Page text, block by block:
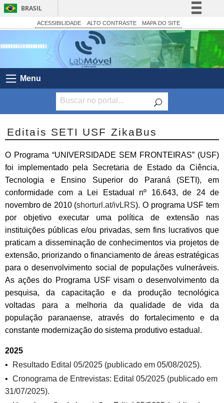
BRASIL
Simplifique!
Comunica BR
Participe
Acesso à informação
Canais
ACESSIBILIDADE ALTO CONTRASTE MAPA DO SITE
Menu
Editais SETI USF ZikaBus
O Programa “UNIVERSIDADE SEM FRONTEIRAS” (USF)
foi implementado pela Secretaria de Estado da Ciência,
Tecnologia e Ensino Superior do Paraná (SETI), em
conformidade com a Lei Estadual nº 16.643, de 24 de
novembro de 2010 (shorturl.at/ivLRS). O programa USF tem
por objetivo executar uma política de extensão nas
instituições públicas e/ou privadas, sem fins lucrativos que
praticam a disseminação de conhecimentos via projetos de
extensão, priorizando o financiamento de áreas estratégicas
para o desenvolvimento social de populações vulneráveis.
As ações do Programa USF visam o desenvolvimento da
pesquisa, da capacitação e da produção tecnológica
voltadas para a melhoria da qualidade de vida da
população paranaense, através do fortalecimento e da
constante modernização do sistema produtivo estadual.
2025
Resultado Edital 05/2025 (publicado em 05/08/2025).
Cronograma de Entrevistas: Edital 05/2025 (publicado em
31/07/2025).